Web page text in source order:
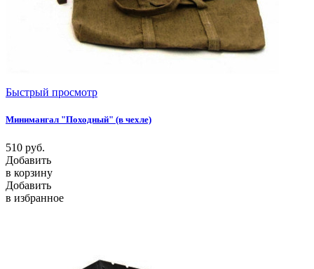
Быстрый просмотр
Минимангал "Походный" (в чехле)
510 руб.
Добавить
в корзину
Добавить
в избранное